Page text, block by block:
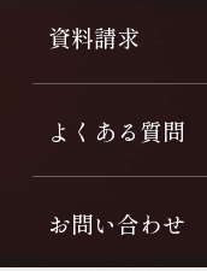
資料請求
よくある質問
お問い合わせ